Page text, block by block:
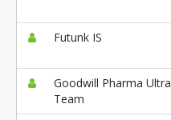
Futunk IS
Goodwill Pharma Ultra
Team